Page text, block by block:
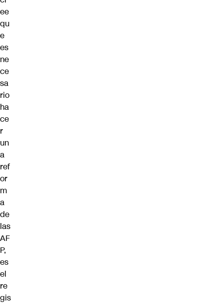
ee
qu
e
es
ne
ce
sa
rio
ha
ce
r
un
a
ref
or
m
a
de
las
AF
P,
es
el
re
gis